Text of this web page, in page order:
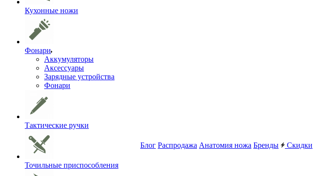
Кухонные ножи
Фонари
Аккумуляторы
Аксессуары
Зарядные устройства
Фонари
Тактические ручки
Точильные приспособления
Блог Распродажа Анатомия ножа Бренды Скидки